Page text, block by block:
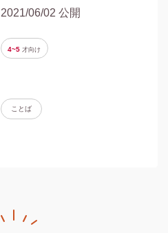
2021/06/02 公開
4~5 才向け
ことば